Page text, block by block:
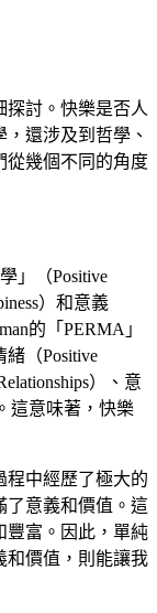
探討。快樂是否人
還涉及到哲學、
從幾個不同的角度
」（Positive
）和意義
的「PERMA」
（Positive
）、意
這意味著，快樂
程中經歷了極大的
了意義和價值。這
豐富。因此，單純
和價值，則能讓我